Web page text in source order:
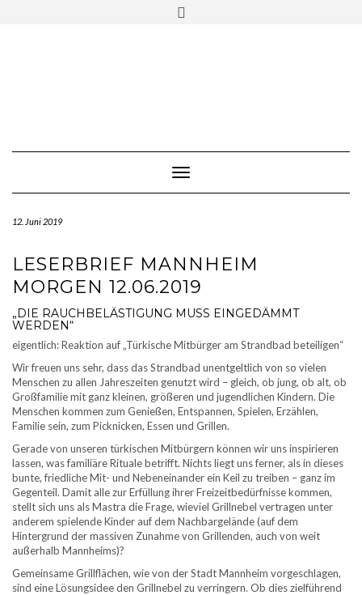
Toggle Navigation
12. Juni 2019
LESERBRIEF MANNHEIM
MORGEN 12.06.2019
„DIE RAUCHBELÄSTIGUNG MUSS EINGEDÄMMT
WERDEN“
eigentlich: Reaktion auf „Türkische Mitbürger am Strandbad beteiligen“
Wir freuen uns sehr, dass das Strandbad unentgeltlich von so vielen
Menschen zu allen Jahreszeiten genutzt wird – gleich, ob jung, ob alt, ob
Großfamilie mit ganz kleinen, größeren und jugendlichen Kindern. Die
Menschen kommen zum Genießen, Entspannen, Spielen, Erzählen,
Familie sein, zum Picknicken, Essen und Grillen.
Gerade von unseren türkischen Mitbürgern können wir uns inspirieren
lassen, was familiäre Rituale betrifft. Nichts liegt uns ferner, als in dieses
bunte, friedliche Mit- und Nebeneinander ein Keil zu treiben – ganz im
Gegenteil. Damit alle zur Erfüllung ihrer Freizeitbedürfnisse kommen,
stellt sich uns als Mastra die Frage, wieviel Grillnebel vertragen unter
anderem spielende Kinder auf dem Nachbargelände (auf dem
Hintergrund der massiven Zunahme von Grillenden, auch von weit
außerhalb Mannheims)?
Gemeinsame Grillflächen, wie von der Stadt Mannheim vorgeschlagen,
sind eine Lösungsidee den Grillnebel zu verringern. Ob dies zielführend